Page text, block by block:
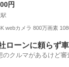
円
駅
webカメラ 800万画素
児駅 周辺機器 ウェ
ローンに頼らず
のクルマがあるけど